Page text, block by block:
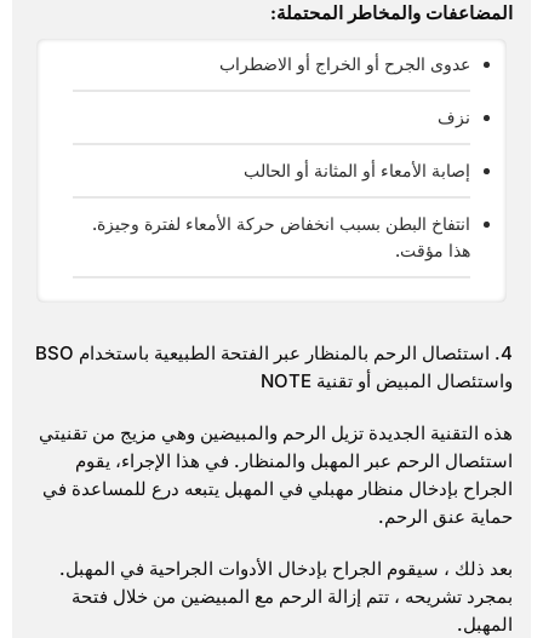
المضاعفات والمخاطر المحتملة:
عدوى الجرح أو الخراج أو الاضطراب
نزف
إصابة الأمعاء أو المثانة أو الحالب
انتفاخ البطن بسبب انخفاض حركة الأمعاء لفترة وجيزة.
هذا مؤقت.
4. استئصال الرحم بالمنظار عبر الفتحة الطبيعية باستخدام BSO
واستئصال المبيض أو تقنية NOTE
هذه التقنية الجديدة تزيل الرحم والمبيضين وهي مزيج من تقنيتي
استئصال الرحم عبر المهبل والمنظار. في هذا الإجراء، يقوم
الجراح بإدخال منظار مهبلي في المهبل يتبعه درع للمساعدة في
حماية عنق الرحم.
بعد ذلك ، سيقوم الجراح بإدخال الأدوات الجراحية في المهبل.
بمجرد تشريحه ، تتم إزالة الرحم مع المبيضين من خلال فتحة
المهبل.